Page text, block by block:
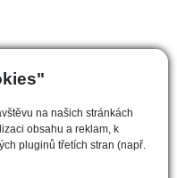
na našich stránkách
obsahu a reklam, k
pluginů třetích stran (např.
AKCE